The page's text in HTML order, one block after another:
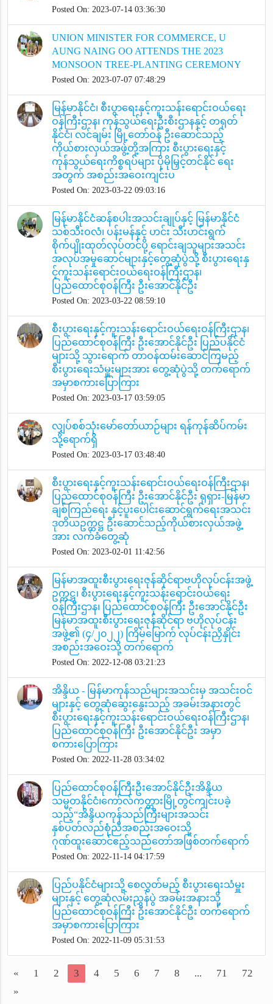
Posted On: 2023-07-14 03:36:30
UNION MINISTER FOR COMMERCE, U
AUNG NAING OO ATTENDS THE 2023
MONSOON TREE-PLANTING CEREMONY
Posted On: 2023-07-07 07:48:29
မြန်မာနိုင်ငံ၊ စီးပွာရေးနှင့်ကူးသန်းရောင်းဝယ်ရေး
ဝန်ကြီးဌာန၊ ကုန်သွယ်ရေးဦးစီးဌာနနှင့် တရုတ်
နိုင်ငံ၊ လင်ချမ်း မြို့တော်ဝန် ဦးဆောင်သည့်
ကိုယ်စားလှယ်အဖွဲ့တို့အကြား စီးပွားရေးနှင့်
ကုန်သွယ်ရေးကိစ္စရပ်များ ပိုမိုမြှင့်တင်နိုင် ရေး
အတွက် အစည်းအဝေးကျင်းပ
Posted On: 2023-03-22 09:03:16
မြန်မာနိုင်ငံဆန်စပါးအသင်းချုပ်နှင့် မြန်မာနိုင်ငံ
သစ်သီးဝလံ၊ ပန်းမန်နှင့် ဟင်း သီးဟင်းရွက်
စိုက်ပျိုးထုတ်လုပ်တင်ပို့ ရောင်းချသူများအသင်း
အလုပ်အမှုဆောင်များနှင့်တွေ့ဆုံပွဲသို့ စီးပွားရေးနှ
င့်ကူးသန်းရောင်းဝယ်ရေးဝန်ကြီးဌာန၊
ပြည်ထောင်စုဝန်ကြီး ဦးအောင်နိုင်ဦး
Posted On: 2023-03-22 08:59:10
စီးပွားရေးနှင့်ကူးသန်းရောင်းဝယ်ရေးဝန်ကြီးဌာန၊
ပြည်ထောင်စုဝန်ကြီး ဦးအောင်နိုင်ဦး ပြည်ပနိုင်ငံ
များသို့ သွားရောက် တာဝန်ထမ်းဆောင်ကြမည့်
စီးပွားရေးသံမှူးများအား တွေ့ဆုံပွဲသို့ တက်ရောက်
အမှာစကားပြောကြား
Posted On: 2023-03-17 03:59:05
လျှပ်စစ်သုံးမော်တော်ယာဉ်များ ရန်ကုန်ဆိပ်ကမ်း
သို့ရောက်ရှိ
Posted On: 2023-03-17 03:48:40
စီးပွားရေးနှင့်ကူးသန်းရောင်းဝယ်ရေးဝန်ကြီးဌာန၊
ပြည်ထောင်စုဝန်ကြီး ဦးအောင်နိုင်ဦး ရုရှား-မြန်မာ
ချစ်ကြည်ရေး နှင့်ပူးပေါင်းဆောင်ရွက်ရေးအသင်း
ဒုတိယဥက္ကဋ္ဌ ဦးဆောင်သည့်ကိုယ်စားလှယ်အဖွဲ့
အား လက်ခံတွေ့ဆုံ
Posted On: 2023-02-01 11:42:56
မြန်မာအထူးစီးပွားရေးဇုန်ဆိုင်ရာဗဟိုလုပ်ငန်းအဖွဲ့
ဥက္ကဋ္ဌ၊ စီးပွားရေးနှင့်ကူးသန်းရောင်းဝယ်ရေး
ဝန်ကြီးဌာန၊ ပြည်ထောင်စုဝန်ကြီး ဦးအောင်နိုင်ဦး
မြန်မာအထူးစီးပွားရေးဇုန်ဆိုင်ရာ ဗဟိုလုပ်ငန်း
အဖွဲ့၏ (၄/၂၀၂၂) ကြိမ်မြောက် လုပ်ငန်းညှိနှိုင်း
အစည်းအဝေးသို့ တက်ရောက်
Posted On: 2022-12-08 03:21:23
အိန္ဒိယ - မြန်မာကုန်သည်များအသင်းမှ အသင်းဝင်
များနှင့် တွေ့ဆုံဆွေးနွေးသည့် အခမ်းအနားတွင်
စီးပွားရေးနှင့်ကူးသန်းရောင်းဝယ်ရေးဝန်ကြီးဌာန၊
ပြည်ထောင်စုဝန်ကြီး ဦးအောင်နိုင်ဦး အမှာ
စကားပြောကြား
Posted On: 2022-11-28 03:34:02
ပြည်ထောင်စုဝန်ကြီးဦးအောင်နိုင်ဦးအိန္ဒိယ
သမ္မတနိုင်ငံ၊ကော်လ်ကတ္တားမြို့တွင်ကျင်းပခဲ့
သည့်“အိန္ဒိယကုန်သည်ကြီးများအသင်း
နှစ်ပတ်လည်စုံညီအစည်းအဝေးသို့
ဂုဏ်ထူးဆောင်ဧည့်သည်တော်အဖြစ်တက်ရောက်
Posted On: 2022-11-14 04:17:59
ပြည်ပနိုင်ငံများသို့ စေလွှတ်မည့် စီးပွားရေးသံမှူး
များနှင့် တွေ့ဆုံလမ်းညွှန်ပွဲ အခမ်းအနားသို့
ပြည်ထောင်စုဝန်ကြီး ဦးအောင်နိုင်ဦး တက်ရောက်
အမှာစကားပြောကြား
Posted On: 2022-11-09 05:31:53
« 1 2 3 4 5 6 7 8 ... 71
72
»